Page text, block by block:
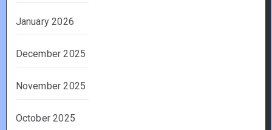
January 2026
December 2025
November 2025
October 2025